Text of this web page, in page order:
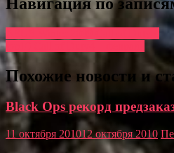
Похожие новости и
Black Ops рекорд
11 октября 201012 октября 2010